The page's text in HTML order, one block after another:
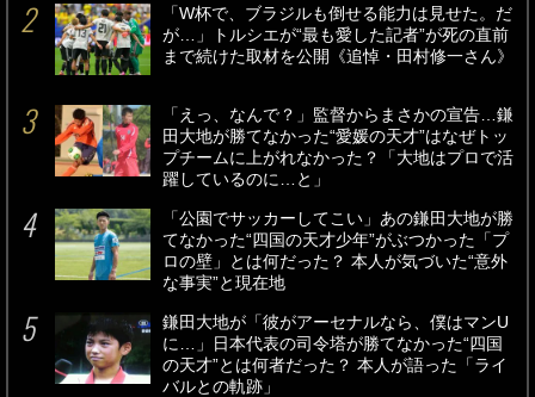
「W杯で、ブラジルも倒せる能力は見せた。だ
が…」トルシエが“最も愛した記者”が死の直前
まで続けた取材を公開《追悼・田村修一さん》
「えっ、なんで？」監督からまさかの宣告…鎌
田大地が勝てなかった“愛媛の天才”はなぜトッ
プチームに上がれなかった？「大地はプロで活
躍しているのに…と」
「公園でサッカーしてこい」あの鎌田大地が勝
てなかった“四国の天才少年”がぶつかった「プ
ロの壁」とは何だった？ 本人が気づいた“意外
な事実”と現在地
鎌田大地が「彼がアーセナルなら、僕はマンU
に…」日本代表の司令塔が勝てなかった“四国
の天才”とは何者だった？ 本人が語った「ライ
バルとの軌跡」